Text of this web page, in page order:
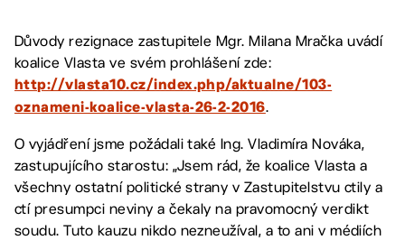
Důvody rezignace zastupitele Mgr. Milana Mračka uvádí
koalice Vlasta ve svém prohlášení zde:
http://vlasta10.cz/index.php/aktualne/103-
oznameni-koalice-vlasta-26-2-2016.
O vyjádření jsme požádali také Ing. Vladimíra Nováka,
zastupujícího starostu: „Jsem rád, že koalice Vlasta a
všechny ostatní politické strany v Zastupitelstvu ctily a
ctí presumpci neviny a čekaly na pravomocný verdikt
soudu. Tuto kauzu nikdo nezneužíval, a to ani v médiích